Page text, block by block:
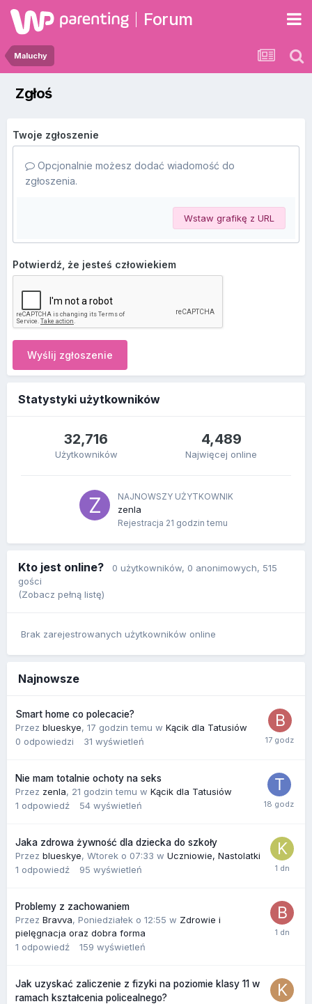
Forum
Maluchy
Zgłoś
Twoje zgłoszenie
Opcjonalnie możesz dodać wiadomość do
zgłoszenia.
Wstaw grafikę z URL
Potwierdź, że jesteś człowiekiem
Wyślij zgłoszenie
Statystyki użytkowników
32,716
Użytkowników
4,489
Najwięcej online
NAJNOWSZY UŻYTKOWNIK
zenla
Rejestracja 21 godzin temu
Kto jest online? 0 użytkowników, 0 anonimowych, 515
gości
(Zobacz pełną listę)
Brak zarejestrowanych użytkowników online
Najnowsze
Smart home co polecacie?
Przez blueskye, 17 godzin temu w Kącik dla Tatusiów
0 odpowiedzi 31 wyświetleń
Nie mam totalnie ochoty na seks
Przez zenla, 21 godzin temu w Kącik dla Tatusiów
1 odpowiedź 54 wyświetleń
Jaka zdrowa żywność dla dziecka do szkoły
Przez blueskye, Wtorek o 07:33 w Uczniowie, Nastolatki
1 odpowiedź 95 wyświetleń
Problemy z zachowaniem
Przez Bravva, Poniedziałek o 12:55 w Zdrowie i
pielęgnacja oraz dobra forma
1 odpowiedź 159 wyświetleń
Jak uzyskać zaliczenie z fizyki na poziomie klasy 11 w
ramach kształcenia policealnego?